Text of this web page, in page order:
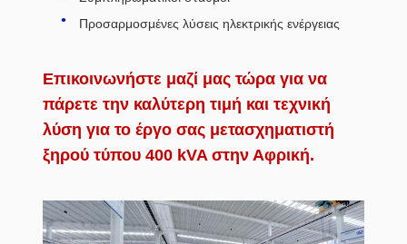
Προσαρμοσμένες λύσεις ηλεκτρικής ενέργειας
Επικοινωνήστε μαζί μας τώρα για να
πάρετε την καλύτερη τιμή και τεχνική
λύση για το έργο σας μετασχηματιστή
ξηρού τύπου 400 kVA στην Αφρική.